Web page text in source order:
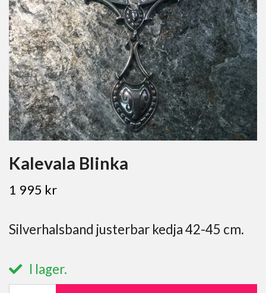
Kalevala Blinka
1 995 kr
Silverhalsband justerbar kedja 42-45 cm.
I lager.